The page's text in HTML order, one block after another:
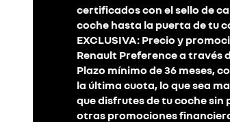
certificados con el sello de
coche hasta la puerta de tu
EXCLUSIVA: Precio y
Renault Preference a través
Plazo mínimo de 36 meses,
la última cuota, lo que sea
que disfrutes de tu coche sin
otras promociones